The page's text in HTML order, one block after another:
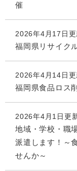
催
2026年4月17日更
福岡県リサイク
2026年4月14日更
福岡県食品ロス
2026年4月1日更
地域・学校・職
派遣します！～
せんか～